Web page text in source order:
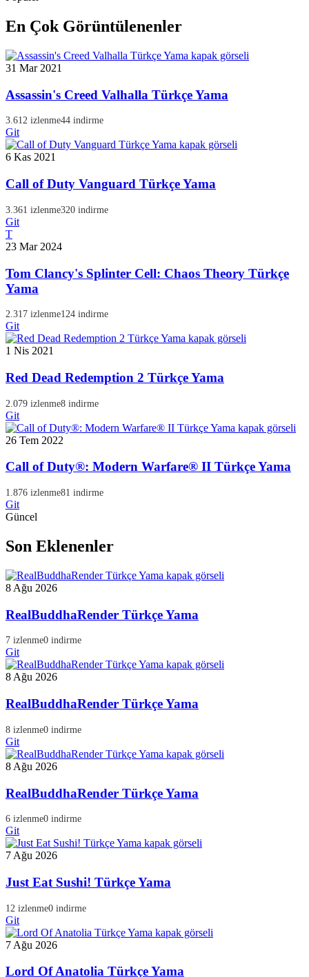
En Çok Görüntülenenler
31 Mar 2021
Assassin's Creed Valhalla Türkçe Yama
3.612 izlenme44 indirme
Git
6 Kas 2021
Call of Duty Vanguard Türkçe Yama
3.361 izlenme320 indirme
Git
T
23 Mar 2024
Tom Clancy's Splinter Cell: Chaos Theory Türkçe
Yama
2.317 izlenme124 indirme
Git
1 Nis 2021
Red Dead Redemption 2 Türkçe Yama
2.079 izlenme8 indirme
Git
26 Tem 2022
Call of Duty®: Modern Warfare® II Türkçe Yama
1.876 izlenme81 indirme
Git
Güncel
Son Eklenenler
8 Ağu 2026
RealBuddhaRender Türkçe Yama
7 izlenme0 indirme
Git
8 Ağu 2026
RealBuddhaRender Türkçe Yama
8 izlenme0 indirme
Git
8 Ağu 2026
RealBuddhaRender Türkçe Yama
6 izlenme0 indirme
Git
7 Ağu 2026
Just Eat Sushi! Türkçe Yama
12 izlenme0 indirme
Git
7 Ağu 2026
Lord Of Anatolia Türkçe Yama